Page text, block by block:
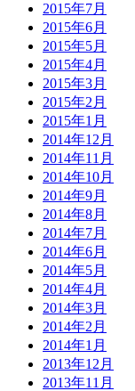
2015年7月
2015年6月
2015年5月
2015年4月
2015年3月
2015年2月
2015年1月
2014年12月
2014年11月
2014年10月
2014年9月
2014年8月
2014年7月
2014年6月
2014年5月
2014年4月
2014年3月
2014年2月
2014年1月
2013年12月
2013年11月